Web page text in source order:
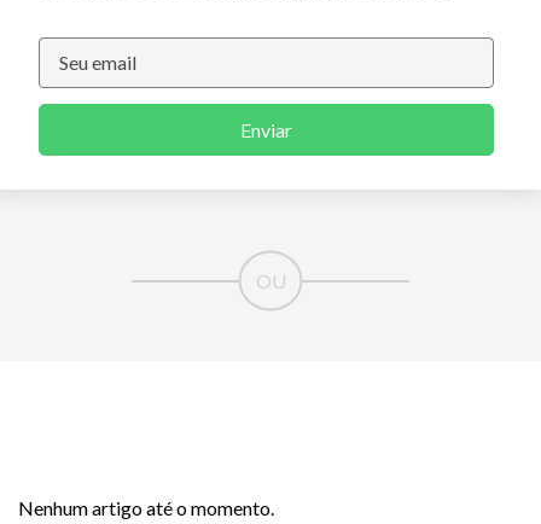
Enviar
Nenhum artigo até o momento.